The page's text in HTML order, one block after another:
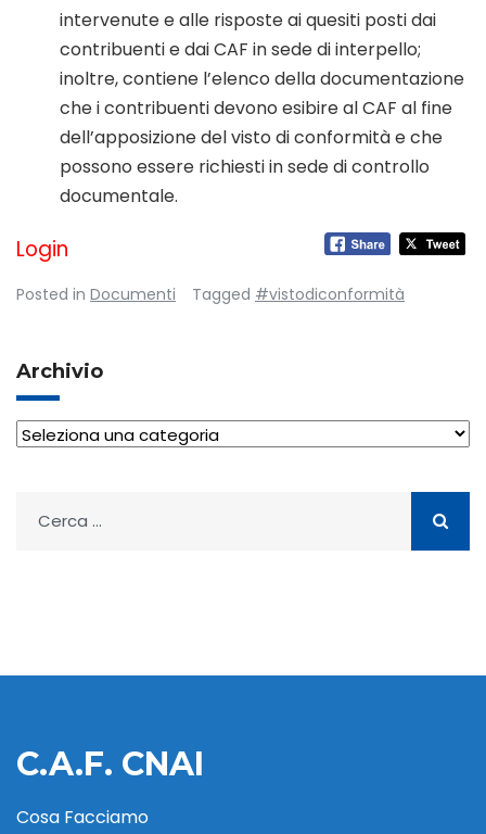
intervenute e alle risposte ai quesiti posti dai
contribuenti e dai CAF in sede di interpello;
inoltre, contiene l’elenco della documentazione
che i contribuenti devono esibire al CAF al fine
dell’apposizione del visto di conformità e che
possono essere richiesti in sede di controllo
documentale.
Login
Posted in Documenti Tagged #vistodiconformità
Archivio
Archivio
per:
C.A.F. CNAI
Cosa Facciamo